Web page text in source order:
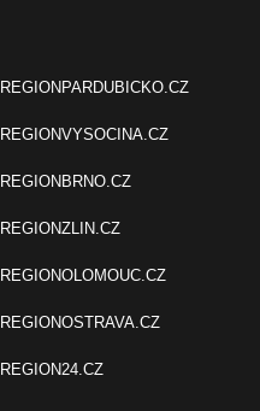
REGIONPARDUBICKO.CZ
REGIONVYSOCINA.CZ
REGIONBRNO.CZ
REGIONZLIN.CZ
REGIONOLOMOUC.CZ
REGIONOSTRAVA.CZ
REGION24.CZ